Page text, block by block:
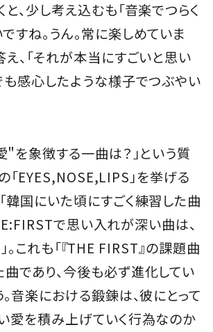
と、少し考え込むも「音楽でつらく
すね。うん。常に楽しめていま
え、「それが本当にすごいと思い
も感心したような様子でつぶやい
＂を象徴する一曲は？」という質
「EYES,NOSE,LIPS」を挙げる
韓国にいた頃にすごく練習した曲
で思い入れが深い曲は、
これも「『THE FIRST』の課題曲
であり、今後も必ず進化してい
。音楽における鍛錬は、彼にとって
愛を積み上げていく行為なのか